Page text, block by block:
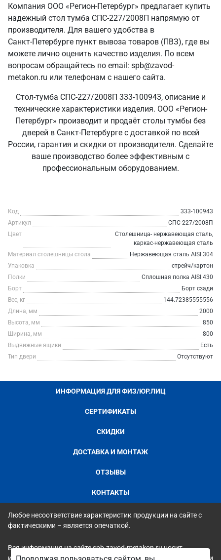
Компания ООО «Регион-Петербург» предлагает купить
надежный стол тумба СПС-227/2008П напрямую от
производителя. Для вашего удобства в
Санкт‑Петербурге пункт вывоза товаров (ПВЗ), где вы
можете лично оценить качество изделия. По всем
вопросам обращайтесь по email: spb@zavod-
metakon.ru или телефонам с нашего сайта.
Стол-тумба СПС-227/2008П 333-100943, описание и
технические характеристики изделия. ООО «Регион-
Петербург» производит и продаёт столы тумбы без
дверей в Санкт‑Петербурге с доставкой по всей
России, гарантия и скидки от производителя. Сделайте
ваше производство более эффективным с
профессиональным оборудованием.
Код
333-100943
Артикул
СПС-227/2008П
Цвет
Столешница- нержавеющая сталь,
каркас-нержавеющая сталь
Материал столешницы стола
Нержавеющая сталь AISI 304
Упаковка
стрейч/картон
Полки
Сплошная полка AISI 430
Борт
Борт сзади
Вес, кг
144.72385555556
Длина, мм
2000
Высота, мм
850
Ширина, мм
800
Выдвижные ящики
Есть
Тип двери
Отсутствуют
ИНФОРМАЦИЯ ДЛЯ ФИЗ/ЮР.ЛИЦ
СЕРТИФИКАТЫ
СКИДКИ
ДОСТАВКА И МОНТАЖ
ОТЗЫВЫ
КОНТАКТЫ
Любое несоответствие характеристик продукции на сайте с
фактическими – является опечаткой.
Вся информация на сайте spb.zavod-metakon.ru носит
исключительно ознакомительный и справочный характер и ни